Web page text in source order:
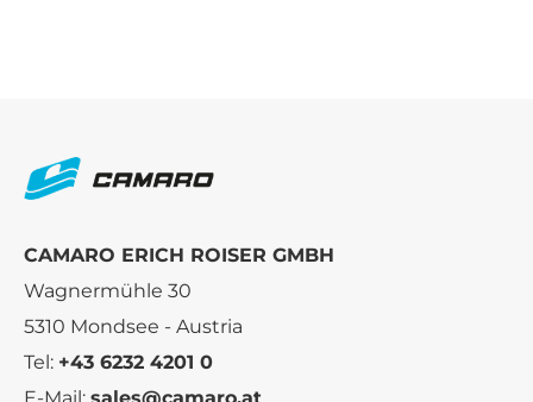
CAMARO ERICH ROISER GMBH
Wagnermühle 30
5310 Mondsee - Austria
Tel: +43 6232 4201 0